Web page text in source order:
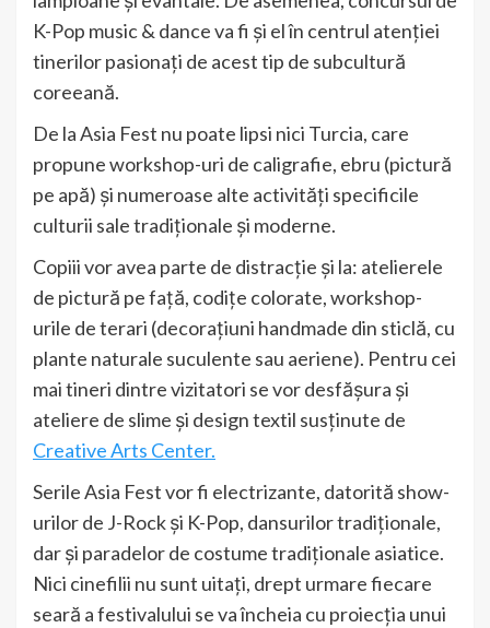
K-Pop music & dance va fi și el în centrul atenției
tinerilor pasionați de acest tip de subcultură
coreeană.
De la Asia Fest nu poate lipsi nici Turcia, care
propune workshop-uri de caligrafie, ebru (pictură
pe apă) și numeroase alte activități specificile
culturii sale tradiționale și moderne.
Copiii vor avea parte de distracție și la: atelierele
de pictură pe față, codițe colorate, workshop-
urile de terari (decorațiuni handmade din sticlă, cu
plante naturale suculente sau aeriene). Pentru cei
mai tineri dintre vizitatori se vor desfășura și
ateliere de slime și design textil susținute de
Creative Arts Center.
Serile Asia Fest vor fi electrizante, datorită show-
urilor de J-Rock și K-Pop, dansurilor tradiționale,
dar și paradelor de costume tradiționale asiatice.
Nici cinefilii nu sunt uitați, drept urmare fiecare
seară a festivalului se va încheia cu proiecția unui